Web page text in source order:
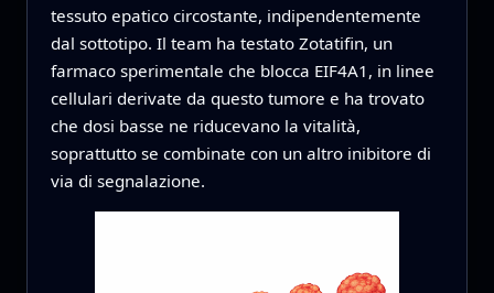
tessuto epatico circostante, indipendentemente
dal sottotipo. Il team ha testato Zotatifin, un
farmaco sperimentale che blocca EIF4A1, in linee
cellulari derivate da questo tumore e ha trovato
che dosi basse ne riducevano la vitalità,
soprattutto se combinate con un altro inibitore di
via di segnalazione.